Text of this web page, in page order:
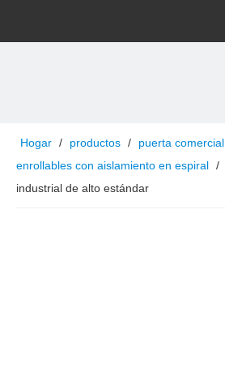
Hogar / productos / puerta comercial
enrollables con aislamiento en espiral /
industrial de alto estándar